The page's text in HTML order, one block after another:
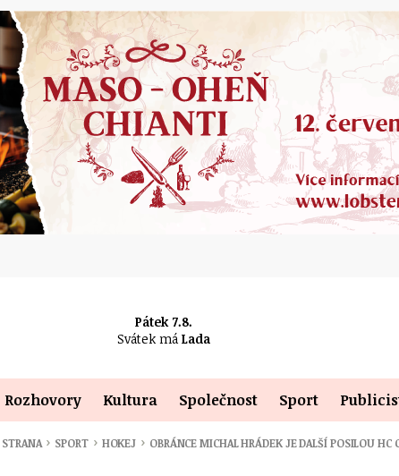
Pátek 7.8.
Svátek má Lada
Rozhovory Kultura Společnost Sport
› SPORT › HOKEJ › OBRÁNCE MICHAL HRÁDEK JE DALŠÍ POSILOU HC